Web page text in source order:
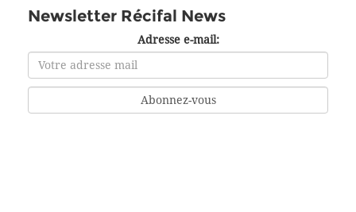
Newsletter Récifal News
Adresse e-mail: